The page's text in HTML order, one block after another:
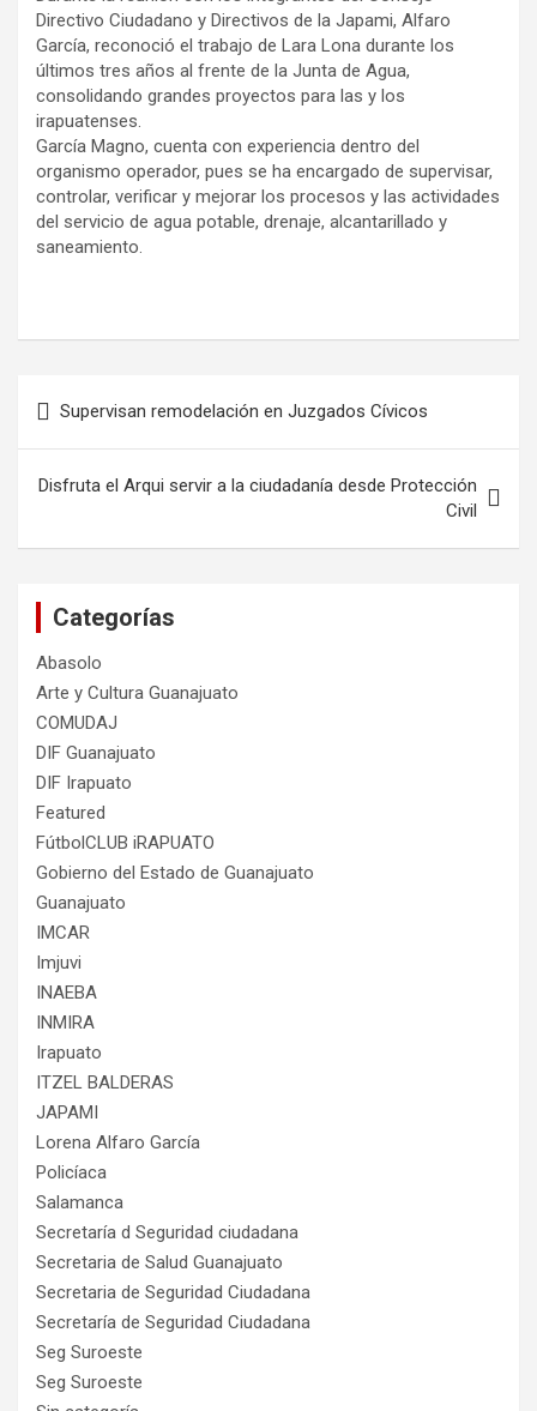
Directivo Ciudadano y Directivos de la Japami, Alfaro
García, reconoció el trabajo de Lara Lona durante los
últimos tres años al frente de la Junta de Agua,
consolidando grandes proyectos para las y los
irapuatenses.
García Magno, cuenta con experiencia dentro del
organismo operador, pues se ha encargado de supervisar,
controlar, verificar y mejorar los procesos y las actividades
del servicio de agua potable, drenaje, alcantarillado y
saneamiento.
de
entradas
Supervisan remodelación en Juzgados Cívicos
Disfruta el Arqui servir a la ciudadanía desde Protección
Civil
Categorías
Abasolo
Arte y Cultura Guanajuato
COMUDAJ
DIF Guanajuato
DIF Irapuato
Featured
FútbolCLUB iRAPUATO
Gobierno del Estado de Guanajuato
Guanajuato
IMCAR
Imjuvi
INAEBA
INMIRA
Irapuato
ITZEL BALDERAS
JAPAMI
Lorena Alfaro García
Policíaca
Salamanca
Secretaría d Seguridad ciudadana
Secretaria de Salud Guanajuato
Secretaria de Seguridad Ciudadana
Secretaría de Seguridad Ciudadana
Seg Suroeste
Seg Suroeste